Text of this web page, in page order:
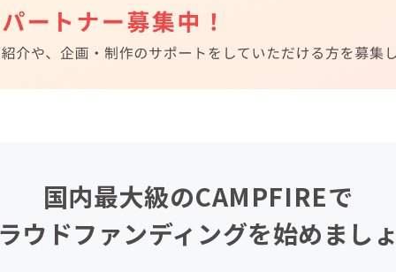
国内最大級のCAMPFIREで
ウドファンディングを始めまし